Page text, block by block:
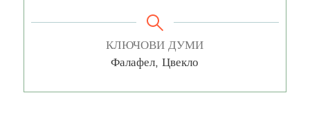
КЛЮЧОВИ ДУМИ
Фалафел, Цвекло